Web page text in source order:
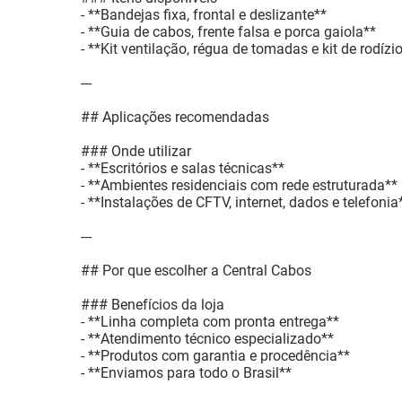
- **Bandejas fixa, frontal e deslizante**
- **Guia de cabos, frente falsa e porca gaiola**
- **Kit ventilação, régua de tomadas e kit de
---
## Aplicações recomendadas
### Onde utilizar
- **Escritórios e salas técnicas**
- **Ambientes residenciais com rede estruturada**
- **Instalações de CFTV, internet, dados e
---
## Por que escolher a Central Cabos
### Benefícios da loja
- **Linha completa com pronta entrega**
- **Atendimento técnico especializado**
- **Produtos com garantia e procedência**
- **Enviamos para todo o Brasil**